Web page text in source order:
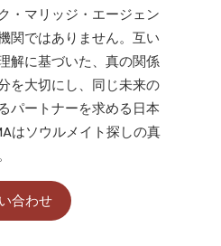
・マリッジ・エージェン
関ではありません。互い
解に基づいた、真の関係
を大切にし、同じ未来の
パートナーを求める日本
はソウルメイト探しの真
合わせ